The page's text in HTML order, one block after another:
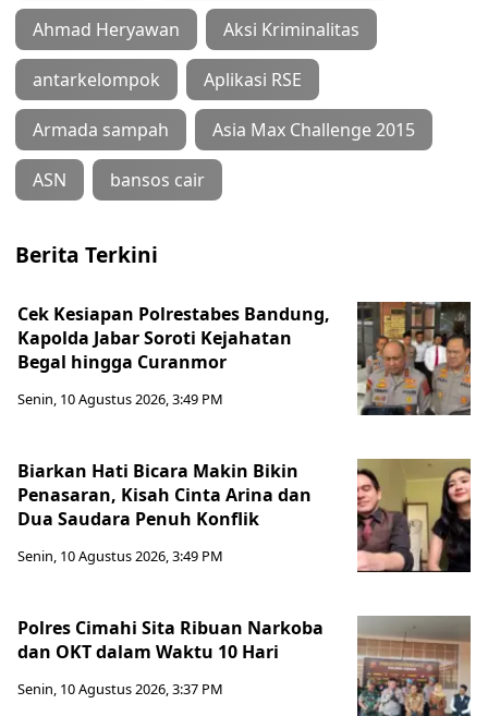
Ahmad Heryawan Aksi Kriminalitas
antarkelompok Aplikasi RSE
Armada sampah Asia Max Challenge 2015
ASN bansos cair
Berita Terkini
Cek Kesiapan Polrestabes Bandung,
Kapolda Jabar Soroti Kejahatan
Begal hingga Curanmor
Senin, 10 Agustus 2026, 3:49 PM
Biarkan Hati Bicara Makin Bikin
Penasaran, Kisah Cinta Arina dan
Dua Saudara Penuh Konflik
Senin, 10 Agustus 2026, 3:49 PM
Polres Cimahi Sita Ribuan Narkoba
dan OKT dalam Waktu 10 Hari
Senin, 10 Agustus 2026, 3:37 PM